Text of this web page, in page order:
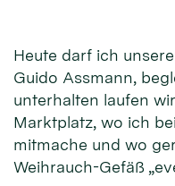
Heute darf ich
Guido Assmann,
unterhalten laufen
Marktplatz, wo ich
mitmache und wo
Weihrauch-Gefäß